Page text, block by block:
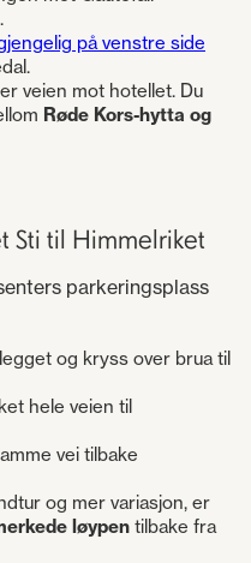
på venstre side
veien mot hotellet. Du
Røde Kors-hytta og
Sti til Himmelriket
parkeringsplass
og kryss over brua til
hele veien til
vei tilbake
og mer variasjon, er
løypen tilbake fra